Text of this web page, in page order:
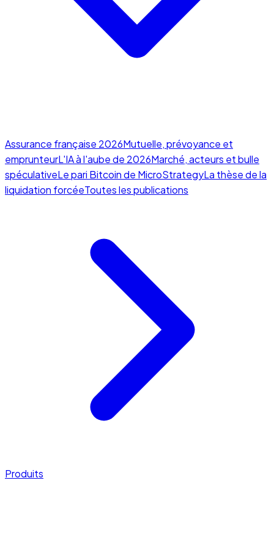
Assurance française 2026Mutuelle, prévoyance et
emprunteurL'IA à l'aube de 2026Marché, acteurs et bulle
spéculativeLe pari Bitcoin de MicroStrategyLa thèse de la
liquidation forcéeToutes les publications
Produits